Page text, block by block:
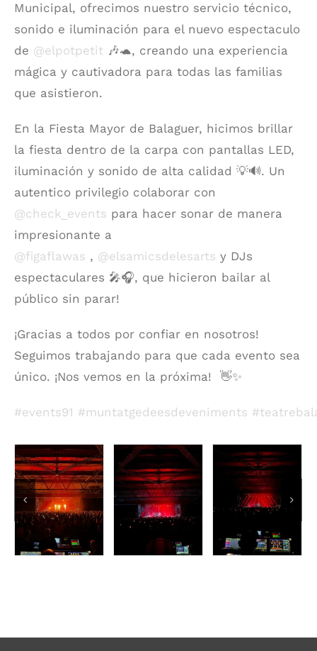
Municipal, ofrecimos nuestro servicio técnico,
sonido e iluminación para el nuevo espectaculo
de @elpotpetit 🎶🐢, creando una experiencia
mágica y cautivadora para todas las familias
que asistieron.
En la Fiesta Mayor de Balaguer, hicimos brillar
la fiesta dentro de la carpa con pantallas LED,
iluminación y sonido de alta calidad 💡🔊. Un
autentico privilegio colaborar con
@check_events para hacer sonar de manera
impresionante a
@figaflawas , @elsamicsdelesarts y DJs
espectaculares 🎤🎧, que hicieron bailar al
público sin parar!
¡Gracias a todos por confiar en nosotros!
Seguimos trabajando para que cada evento sea
único. ¡Nos vemos en la próxima! 👋✨
#events91 #muntatgedeesdeveniments